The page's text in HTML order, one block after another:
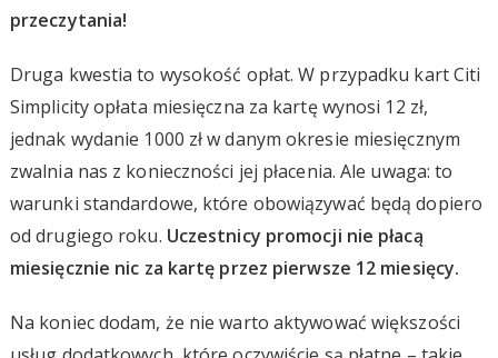
przeczytania!
Druga kwestia to wysokość opłat. W przypadku kart Citi
Simplicity opłata miesięczna za kartę wynosi 12 zł,
jednak wydanie 1000 zł w danym okresie miesięcznym
zwalnia nas z konieczności jej płacenia. Ale uwaga: to
warunki standardowe, które obowiązywać będą dopiero
od drugiego roku. Uczestnicy promocji nie płacą
miesięcznie nic za kartę przez pierwsze 12 miesięcy.
Na koniec dodam, że nie warto aktywować większości